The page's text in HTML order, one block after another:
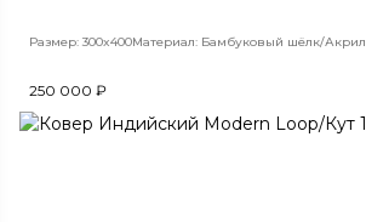
Размер: 300x400Материал: Бамбуковый шёлк/Акрил
250 000 ₽